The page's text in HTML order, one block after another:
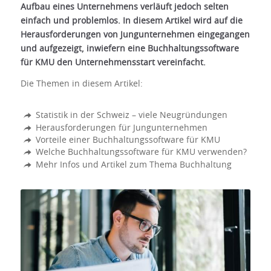
Aufbau eines Unternehmens verläuft jedoch selten
einfach und problemlos. In diesem Artikel wird auf die
Herausforderungen von Jungunternehmen eingegangen
und aufgezeigt, inwiefern eine Buchhaltungssoftware
für KMU den Unternehmensstart vereinfacht.
Die Themen in diesem Artikel:
Statistik in der Schweiz – viele Neugründungen
Herausforderungen für Jungunternehmen
Vorteile einer Buchhaltungssoftware für KMU
Welche Buchhaltungssoftware für KMU verwenden?
Mehr Infos und Artikel zum Thema Buchhaltung
Jungunternehmer brauchen eine
zuverlässige Buchhaltungssoftware